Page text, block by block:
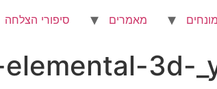
מאמרים סיפורי הצלחה
3d-